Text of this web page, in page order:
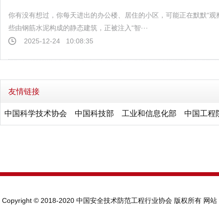
你有没有想过，你每天进出的办公楼、居住的小区，可能正在默默“
些由钢筋水泥构成的静态建筑，正被注入“智···
2025-12-24
10:08:35
友情链接
中国科学技术协会 中国科技部 工业和信息化部 中国工程
Copyright © 2018-2020 中国安全技术防范工程行业协会 版权所有 网站